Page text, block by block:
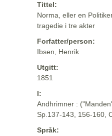
Tittel:
Norma, eller en
tragedie i tre akter
Forfatter/person:
Ibsen, Henrik
Utgitt:
1851
I:
Andhrimner :
Sp.137-143, 156-160,
Språk: